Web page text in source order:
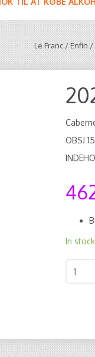
Le Franc / Enfin
OBS!
In stock